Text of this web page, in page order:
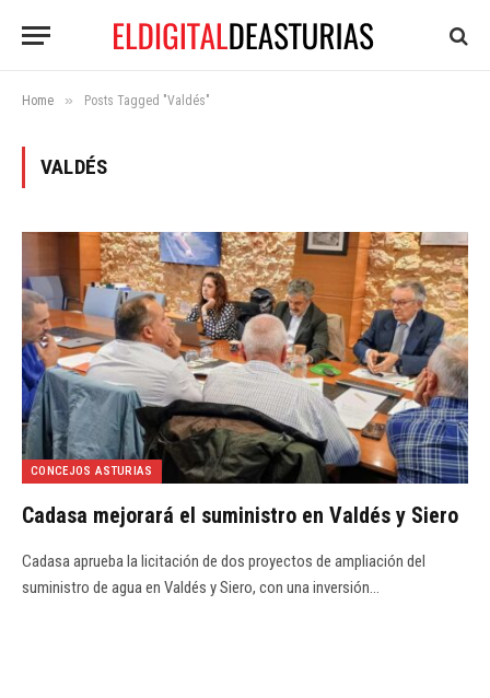
Home » Posts Tagged "Valdés"
VALDÉS
CONCEJOS ASTURIAS
Cadasa mejorará el suministro en Valdés y Siero
Cadasa aprueba la licitación de dos proyectos de ampliación del
suministro de agua en Valdés y Siero, con una inversión…